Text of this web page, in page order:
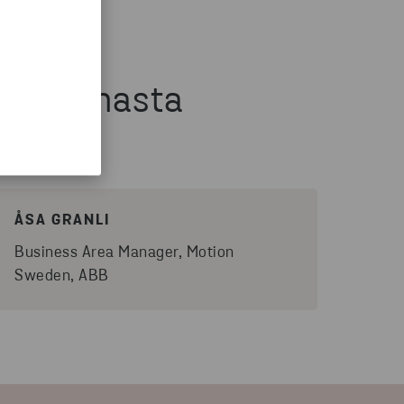
ÅSA GRANLI
Business Area Manager, Motion
Sweden, ABB